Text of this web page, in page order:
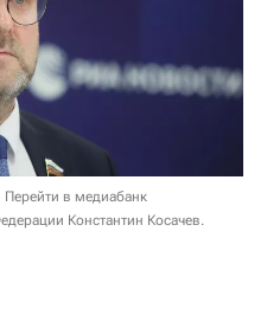
Перейти в медиабанк
Константин Косачев.